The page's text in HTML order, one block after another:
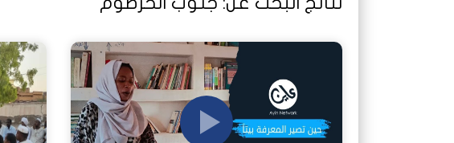
تصدر الدول العربية.. كيف دفعت الحرب
ديون السودان إلى ذروتها؟
نشرة أخبار عاين الأسبوعية
شاهد لاحقاً
هجمات المسيرات تضع ملايين السودانيين
على خطوط النار والجوع
جروحٌ لا تُرى.. حرب
الصحة النفسية للملايين